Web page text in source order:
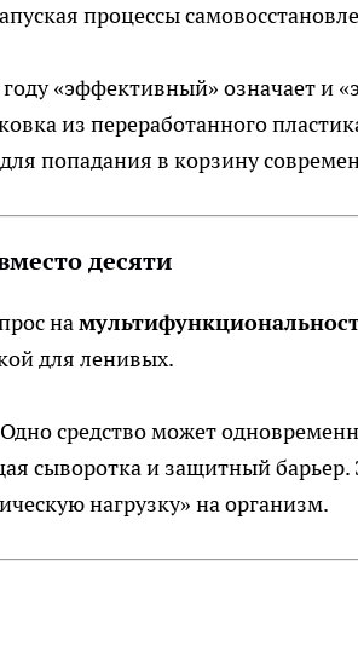
процессы
«эффективный» означает и
из переработанного
попадания в корзину
десяти
на
для ленивых.
Одно средство может
сыворотка и защитный барьер.
нагрузку» на организм.